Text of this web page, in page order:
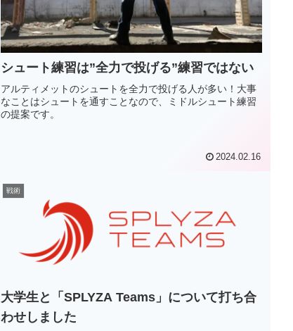
シュート練習は”全力で投げる”練習ではない
アルティメットのシュートを全力で投げる人が多い！大事
なことはシュートを通すことなので、ミドルシュート練習
の提案です。
2024.02.16
戦術
大学生と「SPLYZA Teams」について打ち合
わせしました